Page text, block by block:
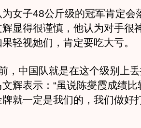
子48公斤级的冠军肯定会
显得很谨慎，他认为对手很
轻视她们，肯定要吃大亏。
中国队就是在这个级别上丢
辉表示：“虽说陈燮霞成绩
就一定是我们的，我们做好